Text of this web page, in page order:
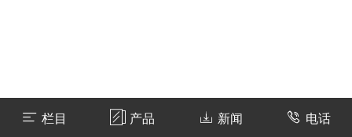
栏目 产品 新闻 电话